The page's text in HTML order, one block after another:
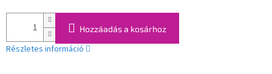
Hozzáadás a kosárhoz
Részletes információ